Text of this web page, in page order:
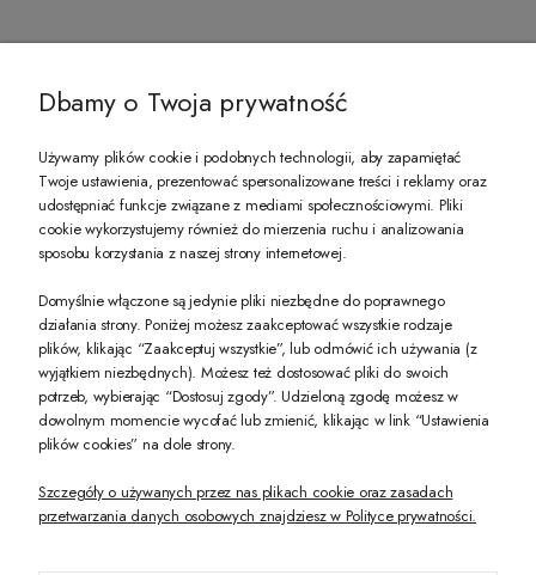
PREZENT DLA CIEBIE!
-10% na pierwsze zakupy na zeccoro.pl Gdy zapiszesz się do naszego
Twoje dane będą przetwarzane zgodnie z nasząpolityką prywatności
POKAŻ PEŁNĄ WERSJĘ STRONY
Dbamy o Twoja prywatność
Używamy plików cookie i podobnych technologii, aby zapamiętać
Twoje ustawienia, prezentować spersonalizowane treści i reklamy oraz
udostępniać funkcje związane z mediami społecznościowymi. Pliki
cookie wykorzystujemy również do mierzenia ruchu i analizowania
sposobu korzystania z naszej strony internetowej.
Domyślnie włączone są jedynie pliki niezbędne do poprawnego
działania strony. Poniżej możesz zaakceptować wszystkie rodzaje
plików, klikając “Zaakceptuj wszystkie”, lub odmówić ich używania (z
wyjątkiem niezbędnych). Możesz też dostosować pliki do swoich
potrzeb, wybierając “Dostosuj zgody”. Udzieloną zgodę możesz w
dowolnym momencie wycofać lub zmienić, klikając w link “Ustawienia
plików cookies” na dole strony.
Szczegóły o używanych przez nas plikach cookie oraz zasadach
przetwarzania danych osobowych znajdziesz w Polityce prywatności.